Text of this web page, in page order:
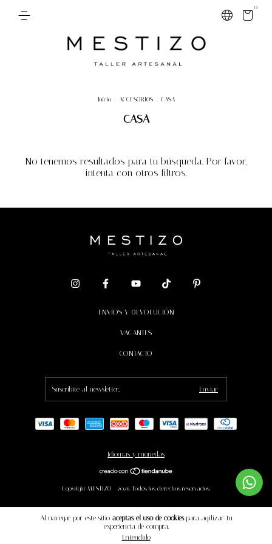
0
Al navegar por este sitio aceptas el uso de cookiespara agilizar tu
experiencia de compra.
Entendido
Inicio . ACCESORIOS . CASA
CASA
No tenemos resultados para tu búsqueda. Por favor,
intenta con otros filtros.
ENVÍOS Y DEVOLUCIÓN
VACANTES
CONTACTO
Idiomas y monedas
Copyright MESTIZO - 2026. Todos los derechos reservados.